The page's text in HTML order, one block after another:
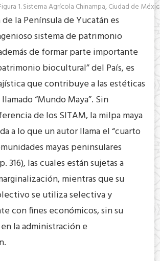
1. Sistema Agrícola Chinampa, Ciudad de
de la Península de Yucatán es
sistema de patrimonio
de formar parte importante
biocultural” del País, es
que contribuye a las estéticas
“Mundo Maya”. Sin
de los SITAM, la milpa maya
a lo que un autor llama el “cuarto
mayas peninsulares
316), las cuales están sujetas a
mientras que su
se utiliza selectiva y
con fines económicos, sin su
la administración e